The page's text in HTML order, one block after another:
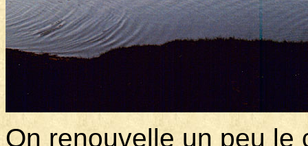
On renouvelle un peu le